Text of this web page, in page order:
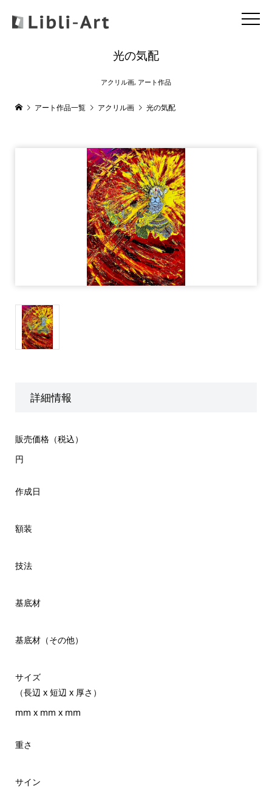
光の気配
アクリル画, アート作品
アート作品一覧 アクリル画 光の気配
詳細情報
販売価格（税込）
円
作成日
額装
技法
基底材
基底材（その他）
サイズ
（長辺 x 短辺 x 厚さ）
mm x mm x mm
重さ
サイン